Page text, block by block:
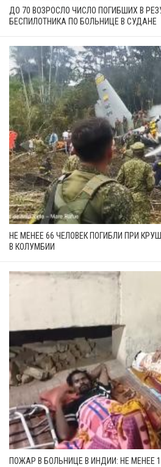
ДО 70 ВОЗРОСЛО ЧИСЛО ПОГИБШИХ В
БЕСПИЛОТНИКА ПО БОЛЬНИЦЕ В СУДАНЕ
НЕ МЕНЕЕ 66 ЧЕЛОВЕК ПОГИБЛИ ПРИ
В КОЛУМБИИ
ПОЖАР В БОЛЬНИЦЕ В ИНДИИ: НЕ МЕНЕЕ